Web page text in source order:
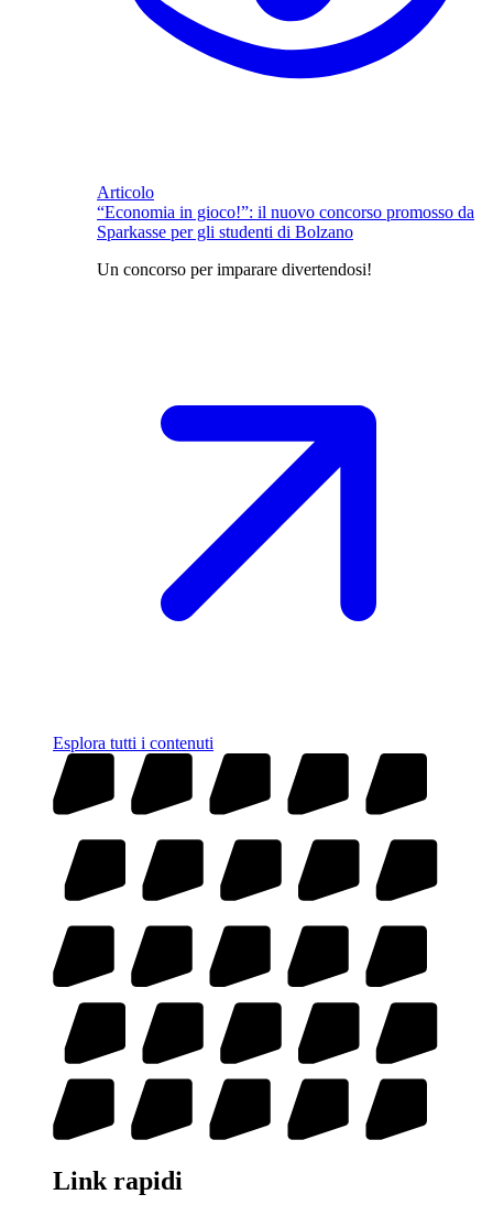
Articolo
“Economia in gioco!”: il nuovo concorso promosso da
Sparkasse per gli studenti di Bolzano
Un concorso per imparare divertendosi!
Esplora tutti i contenuti
Link rapidi